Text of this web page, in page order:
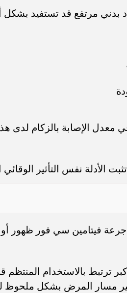
بدني مرتفع قد تستفيد بشكل
الإصابة بالزكام لدى هذه
الأدلة نفس التأثير الوقائي
جرعة فيتامين سي فور ظهور
ترتبط بالاستخدام المنتظم
مسار المرض بشكل ملحوظ